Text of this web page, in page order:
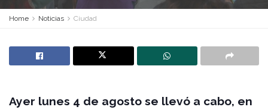
Home Noticias Ciudad
Ayer lunes 4 de agosto se llevó a cabo, en